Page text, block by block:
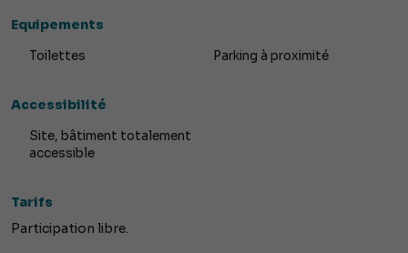
Equipements
Toilettes Parking à proximité
Accessibilité
Site, bâtiment totalement
accessible
Tarifs
Participation libre.